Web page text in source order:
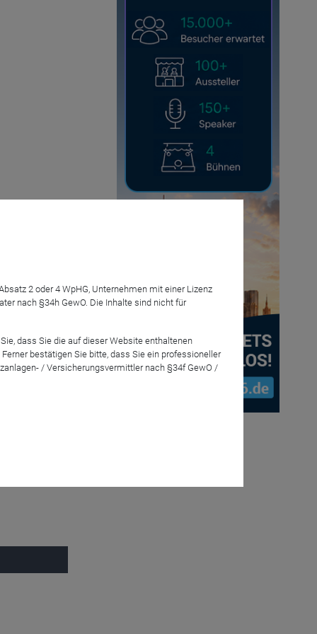
Anmelden
2 oder 4 WpHG, Unternehmen mit einer Lizenz
nach §34h GewO. Die Inhalte sind nicht für
dass Sie die auf dieser Website enthaltenen
bestätigen Sie bitte, dass Sie ein professioneller
/ Versicherungsvermittler nach §34f GewO /